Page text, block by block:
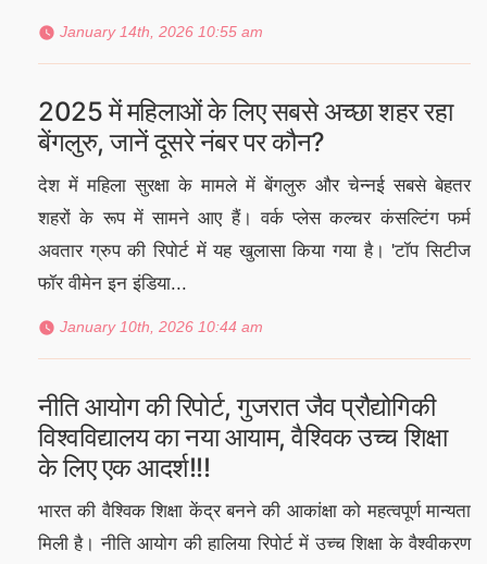
January 14th, 2026 10:55 am
2025 में महिलाओं के लिए सबसे अच्छा शहर रहा
बेंगलुरु, जानें दूसरे नंबर पर कौन?
देश में महिला सुरक्षा के मामले में बेंगलुरु और चेन्नई सबसे बेहतर
शहरों के रूप में सामने आए हैं। वर्क प्लेस कल्चर कंसल्टिंग फर्म
अवतार ग्रुप की रिपोर्ट में यह खुलासा किया गया है। 'टॉप सिटीज
फॉर वीमेन इन इंडिया...
January 10th, 2026 10:44 am
नीति आयोग की रिपोर्ट, गुजरात जैव प्रौद्योगिकी
विश्वविद्यालय का नया आयाम, वैश्विक उच्च शिक्षा
के लिए एक आदर्श!!!
भारत की वैश्विक शिक्षा केंद्र बनने की आकांक्षा को महत्वपूर्ण मान्यता
मिली है। नीति आयोग की हालिया रिपोर्ट में उच्च शिक्षा के वैश्वीकरण